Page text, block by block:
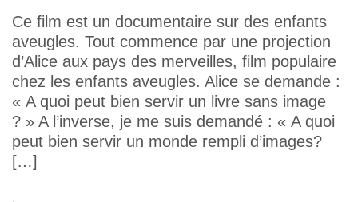
Ce film est un documentaire sur des enfants
aveugles. Tout commence par une projection
d’Alice aux pays des merveilles, film populaire
chez les enfants aveugles. Alice se demande :
« A quoi peut bien servir un livre sans image
? » A l’inverse, je me suis demandé : « A quoi
peut bien servir un monde rempli d’images?
[…]